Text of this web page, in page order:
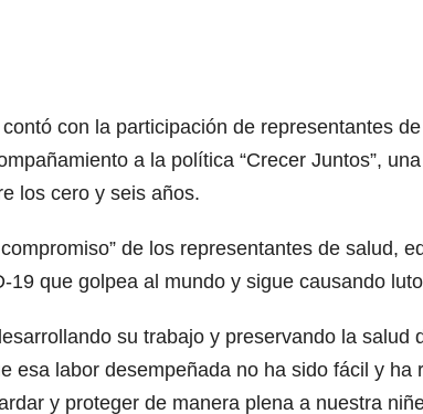
con la participación de representantes
a la política “Crecer Juntos”,
los cero y seis años.
de los representantes de salud,
19 que golpea al mundo y sigue causando
su trabajo y preservando la salud
esa labor desempeñada no ha sido fácil y ha
y proteger de manera plena a nuestra